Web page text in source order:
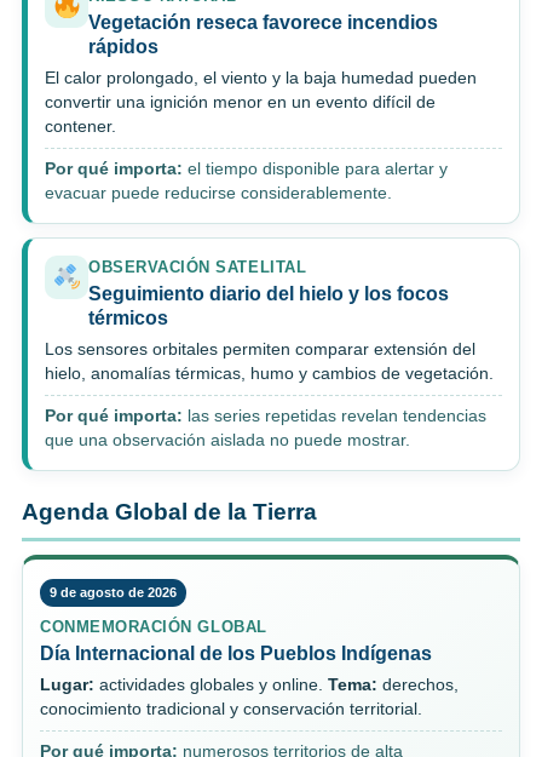
Vegetación reseca favorece incendios
rápidos
El calor prolongado, el viento y la baja humedad pueden
convertir una ignición menor en un evento difícil de
contener.
Por qué importa: el tiempo disponible para alertar y
evacuar puede reducirse considerablemente.
OBSERVACIÓN SATELITAL
Seguimiento diario del hielo y los focos
térmicos
Los sensores orbitales permiten comparar extensión del
hielo, anomalías térmicas, humo y cambios de vegetación.
Por qué importa: las series repetidas revelan tendencias
que una observación aislada no puede mostrar.
Agenda Global de la Tierra
9 de agosto de 2026
CONMEMORACIÓN GLOBAL
Día Internacional de los Pueblos Indígenas
Lugar: actividades globales y online. Tema: derechos,
conocimiento tradicional y conservación territorial.
Por qué importa: numerosos territorios de alta